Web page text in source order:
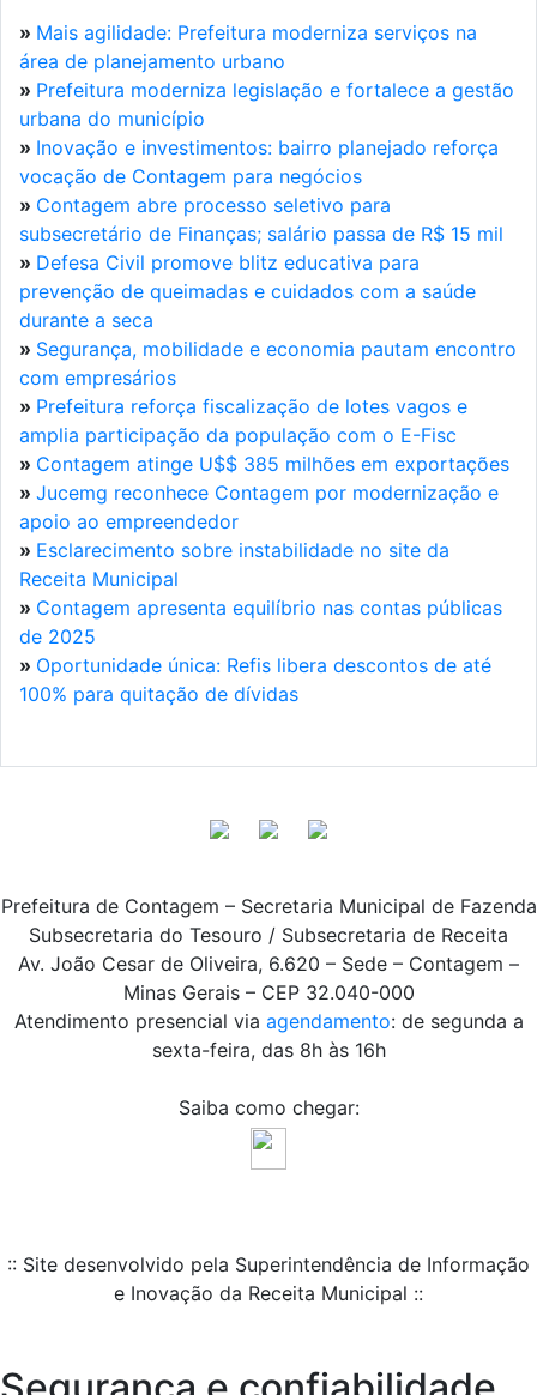
» Mais agilidade: Prefeitura moderniza serviços na
área de planejamento urbano
» Prefeitura moderniza legislação e fortalece a gestão
urbana do município
» Inovação e investimentos: bairro planejado reforça
vocação de Contagem para negócios
» Contagem abre processo seletivo para
subsecretário de Finanças; salário passa de R$ 15 mil
» Defesa Civil promove blitz educativa para
prevenção de queimadas e cuidados com a saúde
durante a seca
» Segurança, mobilidade e economia pautam encontro
com empresários
» Prefeitura reforça fiscalização de lotes vagos e
amplia participação da população com o E-Fisc
» Contagem atinge U$$ 385 milhões em exportações
» Jucemg reconhece Contagem por modernização e
apoio ao empreendedor
» Esclarecimento sobre instabilidade no site da
Receita Municipal
» Contagem apresenta equilíbrio nas contas públicas
de 2025
» Oportunidade única: Refis libera descontos de até
100% para quitação de dívidas
Prefeitura de Contagem – Secretaria Municipal de Fazenda
Subsecretaria do Tesouro / Subsecretaria de Receita
Av. João Cesar de Oliveira, 6.620 – Sede – Contagem –
Minas Gerais – CEP 32.040-000
Atendimento presencial via agendamento: de segunda a
sexta-feira, das 8h às 16h
Saiba como chegar:
:: Site desenvolvido pela Superintendência de Informação
e Inovação da Receita Municipal ::